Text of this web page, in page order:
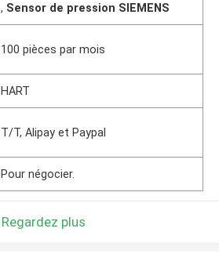
, Sensor de pression SIEMENS
100 pièces par mois
HART
T/T, Alipay et Paypal
Pour négocier.
Regardez plus